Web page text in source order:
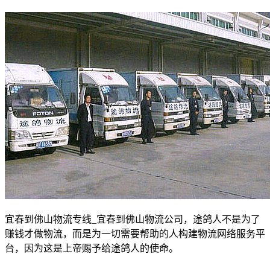
宜春到佛山物流专线 宜春到佛山物流公司，途鸽人不是为了
赚钱才做物流，而是为一切需要帮助的人构建物流网络服务平
台，因为这是上帝赐予给途鸽人的使命。